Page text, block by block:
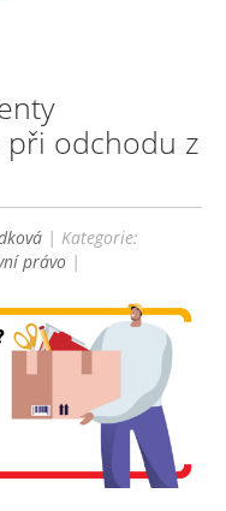
odchodu z
| Kategorie:
právo |